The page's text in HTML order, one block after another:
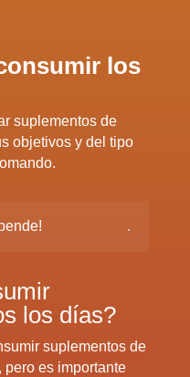
los
suplementos de
objetivos y del tipo
los días?
suplementos de
es importante